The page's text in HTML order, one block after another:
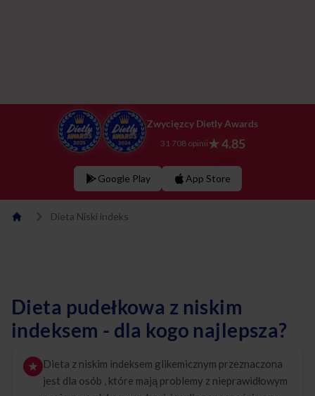
Zwycięzcy Dietly Awards
31 708 opinii★ 4.85
Google Play App Store
Dieta Niski indeks
Dieta pudełkowa z niskim
indeksem - dla kogo najlepsza?
Dieta z niskim indeksem glikemicznym przeznaczona
jest dla osób , które mają problemy z nieprawidłowym